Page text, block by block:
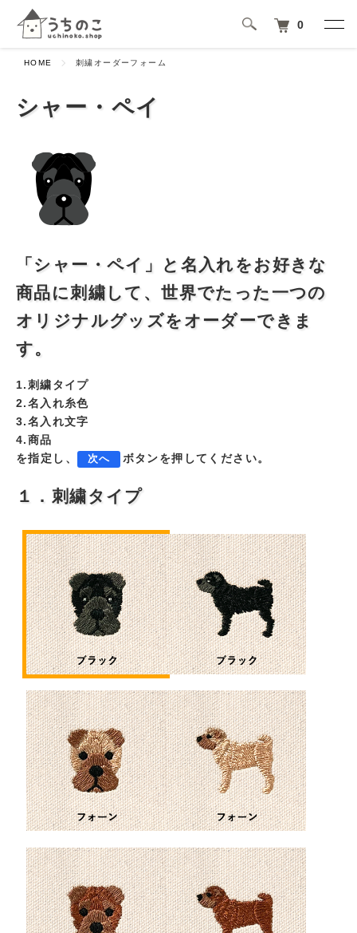
0
HOME 刺繍オーダーフォーム
シャー・ペイ
「シャー・ペイ」と名入れをお好きな
商品に刺繍して、世界でたった一つの
オリジナルグッズをオーダーできま
す。
1.刺繍タイプ
2.名入れ糸色
3.名入れ文字
4.商品
を指定し、
次へ ボタンを押してください。
１．刺繍タイプ